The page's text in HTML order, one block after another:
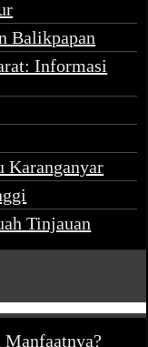
Balikpapan
Informasi
Karanganyar
Tinjauan
Manfaatnya?